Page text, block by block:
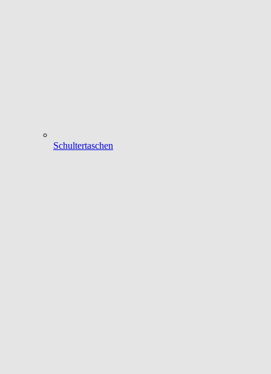
Schultertaschen